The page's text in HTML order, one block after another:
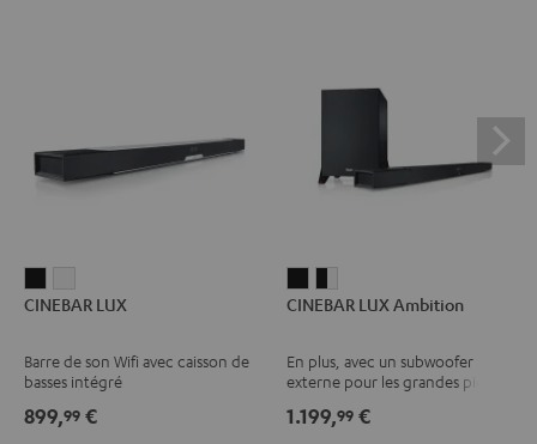
LUXLUX
CINEBAR LUX
Barre de son Wifi avec caisson de
basses intégré
899,99 €
LUX
Noir
LUX
Noir
/
Blanc
CINEBAR LUX Ambition
En plus, avec un subwoofer
externe pour les grandes pièces
1.199,99 €